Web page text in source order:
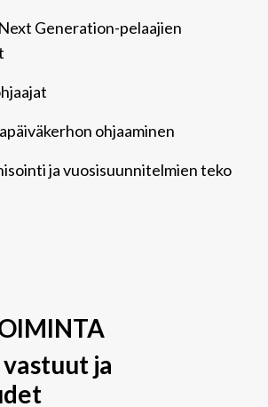
Generation-pelaajien
ohjaaminen
ja vuosisuunnitelmien teko
ja